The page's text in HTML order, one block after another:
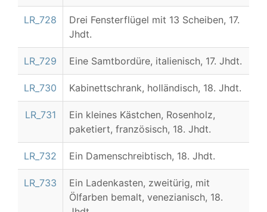
LR_728
Drei Fensterflügel mit 13 Scheiben, 17.
Jhdt.
LR_729 Eine Samtbordüre, italienisch, 17. Jhdt.
LR_730 Kabinettschrank, holländisch, 18. Jhdt.
LR_731
Ein kleines Kästchen, Rosenholz,
paketiert, französisch, 18. Jhdt.
LR_732 Ein Damenschreibtisch, 18. Jhdt.
LR_733
Ein Ladenkasten, zweitürig, mit
Ölfarben bemalt, venezianisch, 18.